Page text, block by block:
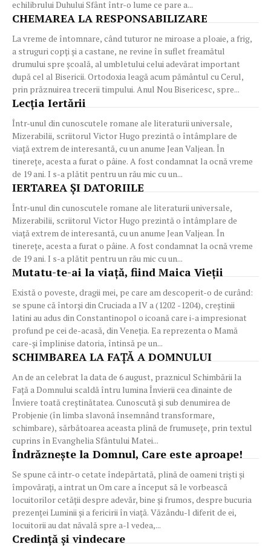
echilibrului Duhului Sfânt într-o lume ce pare a...
CHEMAREA LA RESPONSABILIZARE
La vreme de întomnare, când tuturor ne miroase a ploaie, a frig,
a struguri copți și a castane, ne revine în suflet freamătul
drumului spre școală, al umbletului celui adevărat important
după cel al Bisericii. Ortodoxia leagă acum pământul cu Cerul,
prin prăznuirea trecerii timpului. Anul Nou Bisericesc, spre...
Lecția Iertării
Într-unul din cunoscutele romane ale literaturii universale,
Mizerabilii, scriitorul Victor Hugo prezintă o întâmplare de
viață extrem de interesantă, cu un anume Jean Valjean. În
tinerețe, acesta a furat o pâine. A fost condamnat la ocnă vreme
de 19 ani. I s-a plătit pentru un rău mic cu un...
IERTAREA ȘI DATORIILE
Într-unul din cunoscutele romane ale literaturii universale,
Mizerabilii, scriitorul Victor Hugo prezintă o întâmplare de
viață extrem de interesantă, cu un anume Jean Valjean. În
tinerețe, acesta a furat o pâine. A fost condamnat la ocnă vreme
de 19 ani. I s-a plătit pentru un rău mic cu un...
Mutatu-te-ai la viață, fiind Maica Vieții
Există o poveste, dragii mei, pe care am descoperit-o de curând:
se spune că întorși din Cruciada a IV a (1202 -1204), creștinii
latini au adus din Constantinopol o icoană care i-a impresionat
profund pe cei de-acasă, din Veneția. Ea reprezenta o Mamă
care-și împlinise datoria, întinsă pe un...
SCHIMBAREA LA FAȚĂ A DOMNULUI
An de an celebrat la data de 6 august, praznicul Schimbării la
Față a Domnului scaldă întru lumina Învierii cea dinainte de
Înviere toată creștinătatea. Cunoscută și sub denumirea de
Probjenie (în limba slavonă însemnând transformare,
schimbare), sărbătoarea aceasta plină de frumusețe, prin textul
cuprins în Evanghelia Sfântului Matei...
Îndrăzneşte la Domnul, Care este aproape!
Se spune că intr-o cetate îndepărtată, plină de oameni trişti şi
împovăraţi, a intrat un Om care a început să le vorbească
locuitorilor cetăţii despre adevăr, bine şi frumos, despre bucuria
prezenţei Luminii şi a fericirii în viaţă. Văzându-l diferit de ei,
locuitorii au dat năvală spre a-l vedea,...
Credință și vindecare